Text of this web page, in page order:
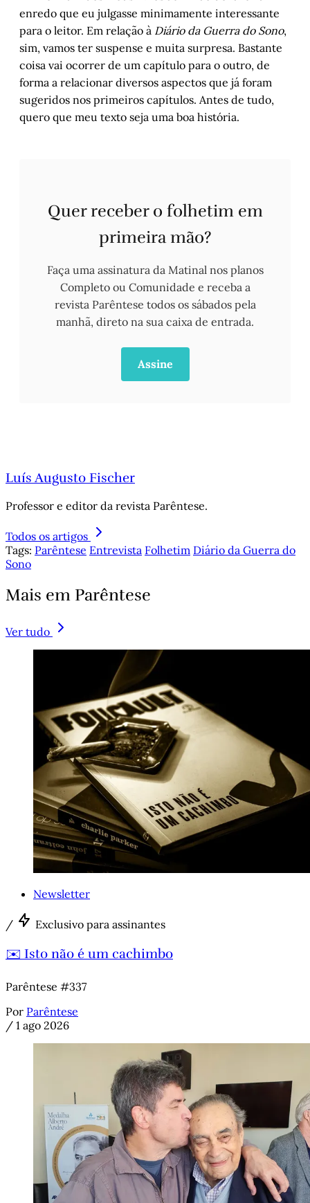
enredo que eu julgasse minimamente interessante
para o leitor. Em relação à Diário da Guerra do Sono,
sim, vamos ter suspense e muita surpresa. Bastante
coisa vai ocorrer de um capítulo para o outro, de
forma a relacionar diversos aspectos que já foram
sugeridos nos primeiros capítulos. Antes de tudo,
quero que meu texto seja uma boa história.
Quer receber o folhetim em
primeira mão?
Faça uma assinatura da Matinal nos planos
Completo ou Comunidade e receba a
revista Parêntese todos os sábados pela
manhã, direto na sua caixa de entrada.
Assine
Luís Augusto Fischer
Professor e editor da revista Parêntese.
Todos os artigos
Tags: Parêntese Entrevista Folhetim Diário da Guerra do
Sono
Mais em Parêntese
Ver tudo
Newsletter
/ Exclusivo para assinantes
✉️ Isto não é um cachimbo
Parêntese #337
Por Parêntese
/ 1 ago 2026